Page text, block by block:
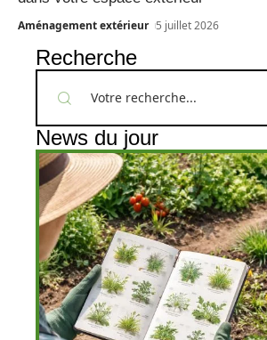
Aménagement extérieur 5 juillet 2026
Recherche
News du jour